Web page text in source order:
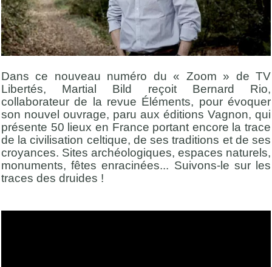
Dans ce nouveau numéro du « Zoom » de TV
Libertés, Martial Bild reçoit Bernard Rio,
collaborateur de la revue Éléments, pour évoquer
son nouvel ouvrage, paru aux éditions Vagnon, qui
présente 50 lieux en France portant encore la trace
de la civilisation celtique, de ses traditions et de ses
croyances. Sites archéologiques, espaces naturels,
monuments, fêtes enracinées... Suivons-le sur les
traces des druides !